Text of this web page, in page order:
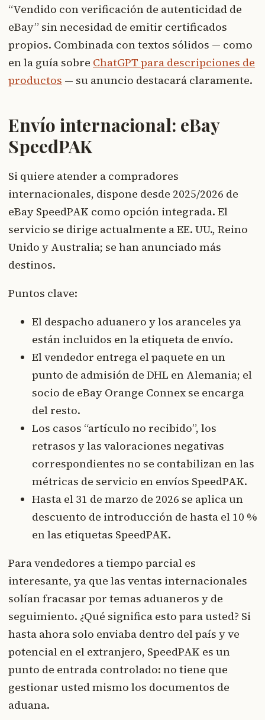
“Vendido con verificación de autenticidad de
eBay” sin necesidad de emitir certificados
propios. Combinada con textos sólidos — como
en la guía sobre ChatGPT para descripciones de
productos — su anuncio destacará claramente.
Envío internacional: eBay
SpeedPAK
Si quiere atender a compradores
internacionales, dispone desde 2025/2026 de
eBay SpeedPAK como opción integrada. El
servicio se dirige actualmente a EE. UU., Reino
Unido y Australia; se han anunciado más
destinos.
Puntos clave:
El despacho aduanero y los aranceles ya
están incluidos en la etiqueta de envío.
El vendedor entrega el paquete en un
punto de admisión de DHL en Alemania; el
socio de eBay Orange Connex se encarga
del resto.
Los casos “artículo no recibido”, los
retrasos y las valoraciones negativas
correspondientes no se contabilizan en las
métricas de servicio en envíos SpeedPAK.
Hasta el 31 de marzo de 2026 se aplica un
descuento de introducción de hasta el 10 %
en las etiquetas SpeedPAK.
Para vendedores a tiempo parcial es
interesante, ya que las ventas internacionales
solían fracasar por temas aduaneros y de
seguimiento. ¿Qué significa esto para usted? Si
hasta ahora solo enviaba dentro del país y ve
potencial en el extranjero, SpeedPAK es un
punto de entrada controlado: no tiene que
gestionar usted mismo los documentos de
aduana.